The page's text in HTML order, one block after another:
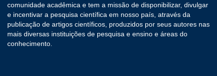
comunidade acadêmica e tem a missão de disponibilizar, divulgar
e incentivar a pesquisa científica em nosso país, através da
publicação de artigos científicos, produzidos por seus autores nas
mais diversas instituições de pesquisa e ensino e áreas do
conhecimento.